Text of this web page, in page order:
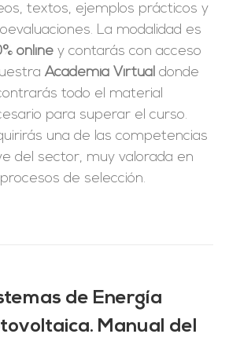
textos, ejemplos prácticos y
La modalidad es
online y contarás con acceso
Academia Virtual donde
todo el material
para superar el curso.
una de las competencias
del sector, muy valorada en
de selección.
de Energía
Manual del